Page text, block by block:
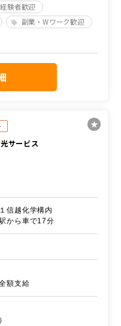
経験者歓迎
副業・Wワーク歓迎
サービス
信越化学構内
から車で17分
額支給